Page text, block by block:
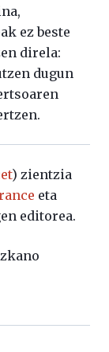
ez beste
direla:
dugun
) zientzia
eta
editorea.